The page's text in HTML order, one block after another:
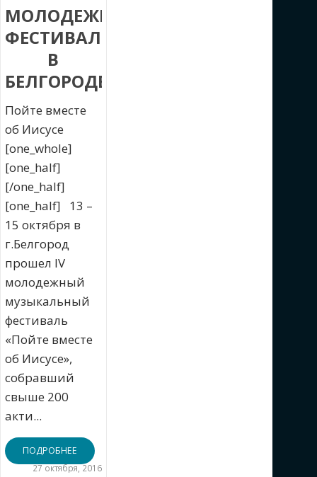
МОЛОДЕЖНЫЙ
ФЕСТИВАЛЬ
В
БЕЛГОРОДЕ
Пойте вместе
об Иисусе
[one_whole]
[one_half]
[/one_half]
[one_half] 13 –
15 октября в
г.Белгород
прошел IV
молодежный
музыкальный
фестиваль
«Пойте вместе
об Иисусе»,
собравший
свыше 200
акти...
ПОДРОБНЕЕ
27 октября, 2016